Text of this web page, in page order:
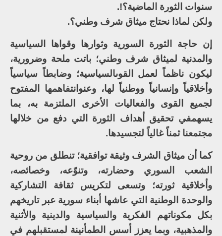
سنوات الثورة الماضية؟!.
ولكن لماذا نحتاج ميثاق شرف وطني؟.
إن حاجة الثورة السورية وثوارها وقواها السياسية
والمدنية لميثاق شرف وطني؛ باتت ملحة وضرورية،
ليكون ناظماً لعمل القوىالسياسية؛ وضابطاً سياسياً
وأخلاقياً وإنسانياً ووطنياً لها، وعنوانتفاهمها المفتوح
لجميع القوى والفعاليات الأخرى الملتزمة به، بما
يسهمفي تحقيق أهداف الثورة التي دفع من خلالها
مجتمعنا ثمناً غالياً لتجسيدها.
كما أن ميثاق الشرف وثيقة توافقية؛ تنطلق من روحية
الشعب السوري وحضارته، وتنوّعه، وخصائصه،
وأخلاقية ثورته؛ وتسعى لتكريس ثقافة التشاركية
والوحدة الوطنية التي عاشها أبناء سورية عبر تاريخهم
بكل مكوناتهم الفكرية والسياسية والدينية والأثنية
والمذهبية، وبما يعزز أسس الطمأنينة لمستقبلهم في